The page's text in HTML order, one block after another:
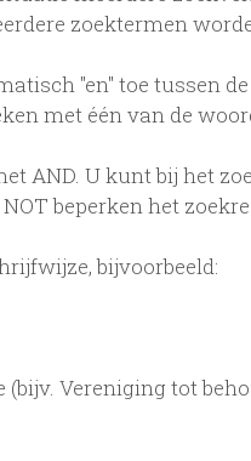
zoektermen
"en" toe tussen
met één van de
AND. U kunt bij het
beperken het
bijvoorbeeld:
Vereniging tot